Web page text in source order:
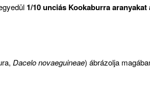
1/10 unciás Kookaburra aranyakat
Dacelo novaeguineae) ábrázolja